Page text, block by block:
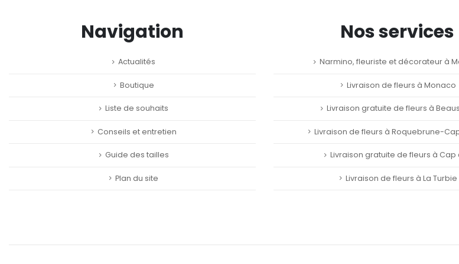
Navigation
Actualités
Boutique
Liste de souhaits
Conseils et entretien
Guide des tailles
Plan du site
Nos services
Narmino, fleuriste et décorateur à
Livraison de fleurs à Monaco
Livraison gratuite de fleurs à
Livraison de fleurs à Roquebrune-
Livraison gratuite de fleurs à Cap
Livraison de fleurs à La Turbie